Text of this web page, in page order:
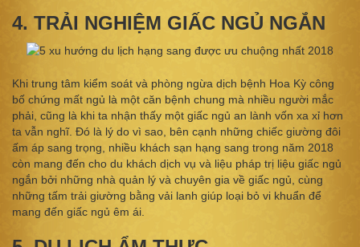
4. TRẢI NGHIỆM GIẤC NGỦ NGẮN
Khi trung tâm kiểm soát và phòng ngừa dịch bệnh Hoa Kỳ công
bố chứng mất ngủ là một căn bệnh chung mà nhiều người mắc
phải, cũng là khi ta nhận thấy một giấc ngủ an lành vốn xa xỉ hơn
ta vẫn nghĩ. Đó là lý do vì sao, bên cạnh những chiếc giường đôi
ấm áp sang trọng, nhiều khách sạn hạng sang trong năm 2018
còn mang đến cho du khách dịch vụ và liệu pháp trị liệu giấc ngủ
ngắn bởi những nhà quản lý và chuyên gia về giấc ngủ, cùng
những tấm trải giường bằng vải lanh giúp loại bỏ vi khuẩn để
mang đến giấc ngủ êm ái.